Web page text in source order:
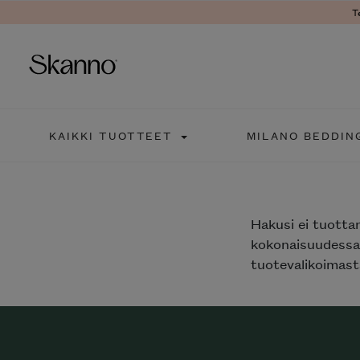
KAIKKI TUOTTEET MILANO
Hakusi ei